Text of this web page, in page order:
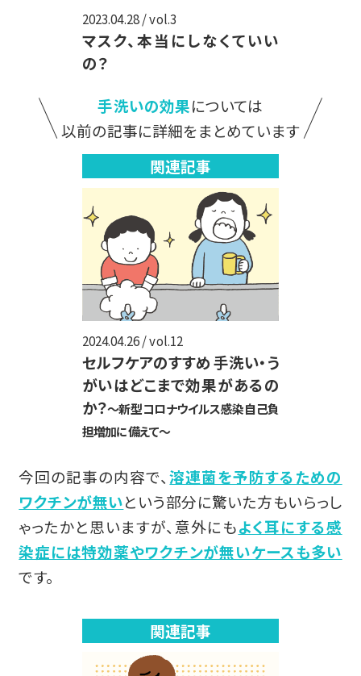
2023.04.28 / vol.3
マスク、本当にしなくていい
の？
手洗いの効果については
以前の記事に詳細をまとめています
関連記事
2024.04.26 / vol.12
セルフケアのすすめ 手洗い・う
がいはどこまで効果があるの
か？～新型コロナウイルス感染自己負
担増加に備えて～
今回の記事の内容で、溶連菌を予防するための
ワクチンが無いという部分に驚いた方もいらっし
ゃったかと思いますが、意外にもよく耳にする感
染症には特効薬やワクチンが無いケースも多い
です。
関連記事